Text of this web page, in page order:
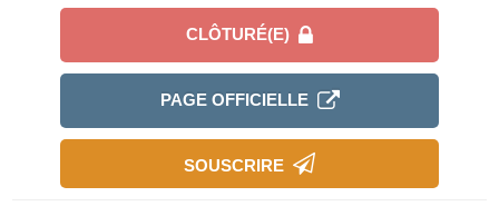
CLÔTURÉ(E)
PAGE OFFICIELLE
SOUSCRIRE